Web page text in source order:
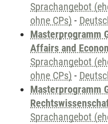
Sprachangebot
ohne CPs) -
Masterprogramm
Affairs and
Sprachangebot
ohne CPs) -
Masterprogramm
Sprachangebot